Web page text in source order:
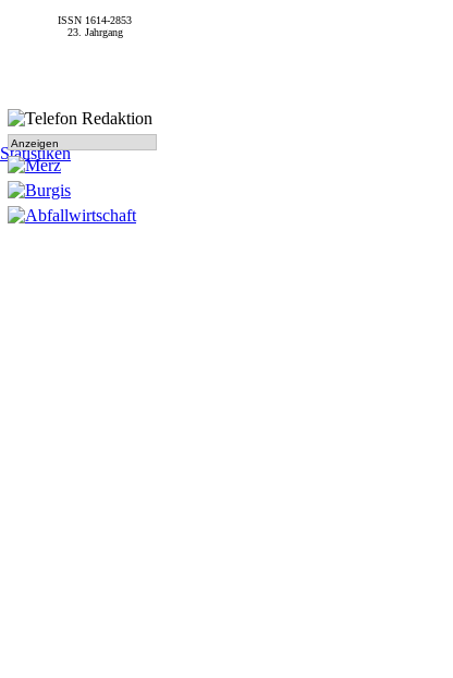
Anzeigen
ISSN 1614-2853
23. Jahrgang
Statistiken